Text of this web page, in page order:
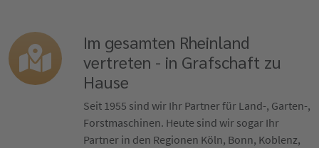
Im gesamten Rheinland
vertreten - in Grafschaft zu
Hause
Seit 1955 sind wir Ihr Partner für Land-, Garten-,
Forstmaschinen. Heute sind wir sogar Ihr
Partner in den Regionen Köln, Bonn, Koblenz,